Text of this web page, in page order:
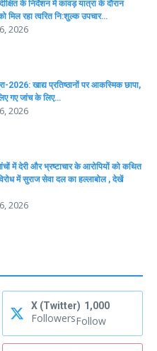
के निर्देशन में कांवड़ यात्रा के दौरान
मिल रहा त्वरित नि:शुल्क उपचार…
2026
2026: खाद्य प्रतिष्ठानों पर आकस्मिक छापा,
गए जांच के लिए…
2026
में देरी और भ्रष्टाचार के आरोपियों को कथित
में सुराज सेवा दल का हल्लाबोल , देखें
2026
X (Twitter) 1,000
FollowersFollow